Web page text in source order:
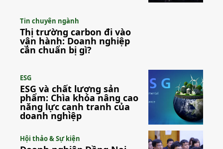
Tin chuyên ngành
Thị trường carbon đi vào
vận hành: Doanh nghiệp
cần chuẩn bị gì?
ESG
ESG và chất lượng sản
phẩm: Chìa khóa nâng cao
năng lực cạnh tranh của
doanh nghiệp
Hội thảo & Sự kiện